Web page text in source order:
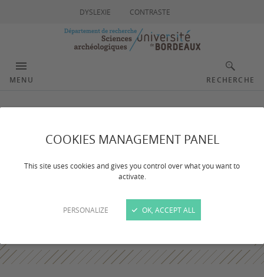
COOKIES MANAGEMENT PANEL
This site uses cookies and gives you control over what you want to
activate.
PERSONALIZE OK, ACCEPT ALL
DYSLEXIE CONTRASTE
MENU RECHERCHE